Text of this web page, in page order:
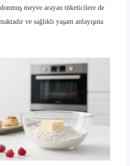
meyve arayan tüketicilere de
ve sağlıklı yaşam anlayışına